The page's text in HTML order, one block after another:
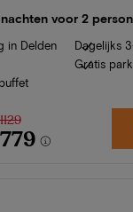
voor 2
in Delden
Dagelijks
Gratis
1129
779